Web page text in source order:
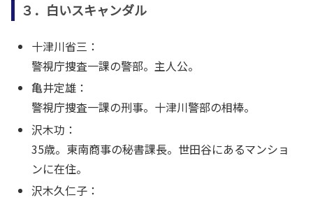
３．白いスキャンダル
十津川省三：
警視庁捜査一課の警部。主人公。
亀井定雄：
警視庁捜査一課の刑事。十津川警部の相棒。
沢木功：
35歳。東南商事の秘書課長。世田谷にあるマンショ
ンに在住。
沢木久仁子：